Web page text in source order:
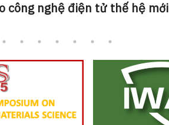
công nghệ điện tử thế hệ mới